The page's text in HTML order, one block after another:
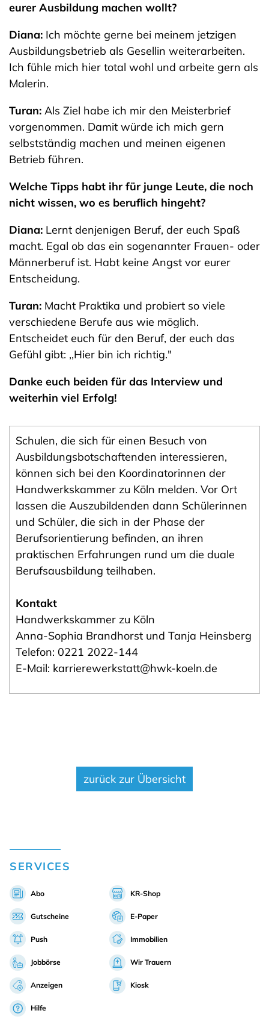
eurer Ausbildung machen wollt?
Diana: Ich möchte gerne bei meinem jetzigen
Ausbildungsbetrieb als Gesellin weiterarbeiten.
Ich fühle mich hier total wohl und arbeite gern als
Malerin.
Turan: Als Ziel habe ich mir den Meisterbrief
vorgenommen. Damit würde ich mich gern
selbstständig machen und meinen eigenen
Betrieb führen.
Welche Tipps habt ihr für junge Leute, die noch
nicht wissen, wo es beruflich hingeht?
Diana: Lernt denjenigen Beruf, der euch Spaß
macht. Egal ob das ein sogenannter Frauen- oder
Männerberuf ist. Habt keine Angst vor eurer
Entscheidung.
Turan: Macht Praktika und probiert so viele
verschiedene Berufe aus wie möglich.
Entscheidet euch für den Beruf, der euch das
Gefühl gibt: ,,Hier bin ich richtig."
Danke euch beiden für das Interview und
weiterhin viel Erfolg!
Schulen, die sich für einen Besuch von
Ausbildungsbotschaftenden interessieren,
können sich bei den Koordinatorinnen der
Handwerkskammer zu Köln melden. Vor Ort
lassen die Auszubildenden dann Schülerinnen
und Schüler, die sich in der Phase der
Berufsorientierung befinden, an ihren
praktischen Erfahrungen rund um die duale
Berufsausbildung teilhaben.
Kontakt
Handwerkskammer zu Köln
Anna-Sophia Brandhorst und Tanja Heinsberg
Telefon: 0221 2022-144
E-Mail: karrierewerkstatt@hwk-koeln.de
zurück zur Übersicht
SERVICES
Abo KR-Shop
Gutscheine E-Paper
Push Immobilien
Jobbörse Wir Trauern
Anzeigen Kiosk
Hilfe